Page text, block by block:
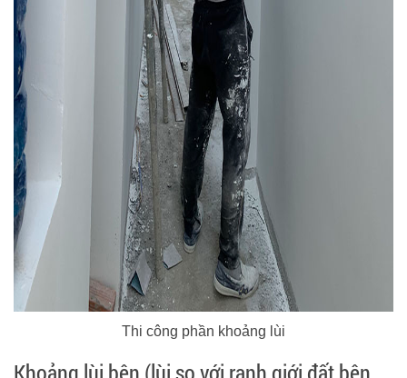
Thi công phần khoảng lùi